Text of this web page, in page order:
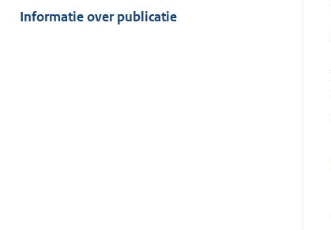
van:
Informatie over publicatie